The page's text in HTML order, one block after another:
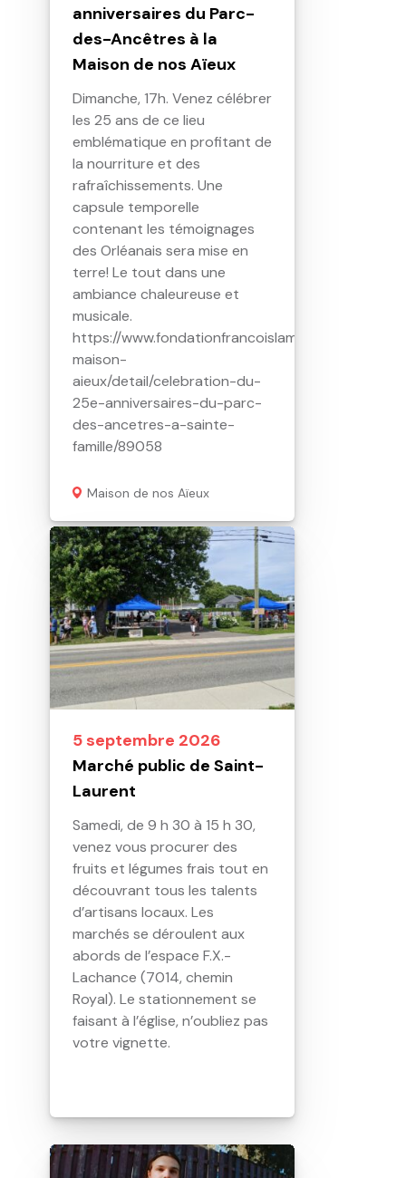
anniversaires du Parc-
des-Ancêtres à la
Maison de nos Aïeux
Dimanche, 17h. Venez célébrer
les 25 ans de ce lieu
emblématique en profitant de
la nourriture et des
rafraîchissements. Une
capsule temporelle
contenant les témoignages
des Orléanais sera mise en
terre! Le tout dans une
ambiance chaleureuse et
musicale.
https://www.fondationfrancoislamy.com/fr/
maison-
aieux/detail/celebration-du-
25e-anniversaires-du-parc-
des-ancetres-a-sainte-
famille/89058
Maison de nos Aïeux
5 septembre 2026
Marché public de Saint-
Laurent
Samedi, de 9 h 30 à 15 h 30,
venez vous procurer des
fruits et légumes frais tout en
découvrant tous les talents
d’artisans locaux. Les
marchés se déroulent aux
abords de l’espace F.X.-
Lachance (7014, chemin
Royal). Le stationnement se
faisant à l’église, n’oubliez pas
votre vignette.